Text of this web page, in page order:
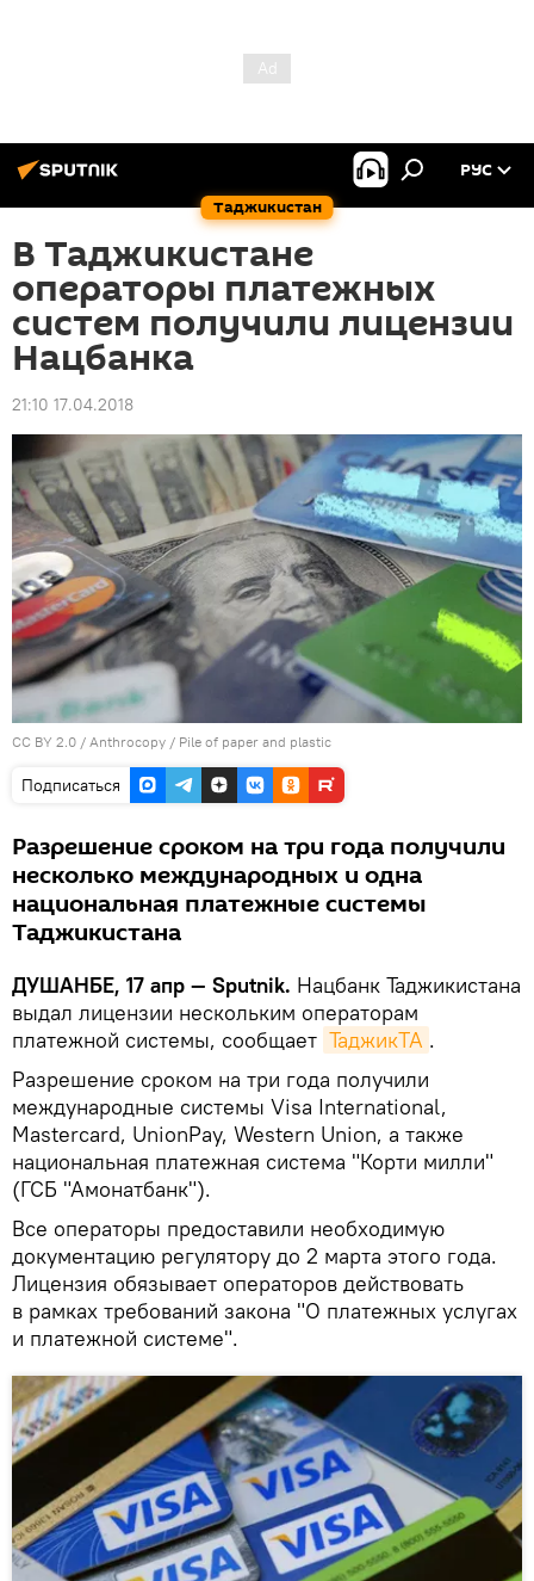
Таджикистан
РУС
В Таджикистане
операторы платежных
систем получили лицензии
Нацбанка
21:10 17.04.2018
CC BY 2.0 / Anthrocopy / Pile of paper and plastic
Подписаться
Разрешение сроком на три года получили
несколько международных и одна
национальная платежные системы
Таджикистана
ДУШАНБЕ, 17 апр — Sputnik. Нацбанк Таджикистана
выдал лицензии нескольким операторам
платежной системы, сообщает ТаджикТА .
Разрешение сроком на три года получили
международные системы Visa International,
Mastercard, UnionPay, Western Union, а также
национальная платежная система "Корти милли"
(ГСБ "Амонатбанк").
Все операторы предоставили необходимую
документацию регулятору до 2 марта этого года.
Лицензия обязывает операторов действовать
в рамках требований закона "О платежных услугах
и платежной системе".